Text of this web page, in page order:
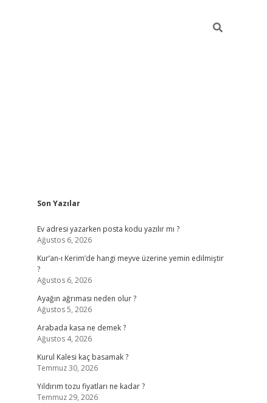
Sidebar
Son Yazılar
Ev adresi yazarken posta kodu yazılır mı ?
Ağustos 6, 2026
Kur’an-ı Kerim’de hangi meyve üzerine yemin edilmiştir
?
Ağustos 6, 2026
Ayağın ağrıması neden olur ?
Ağustos 5, 2026
Arabada kasa ne demek ?
Ağustos 4, 2026
Kurul Kalesi kaç basamak ?
Temmuz 30, 2026
Yıldırım tozu fiyatları ne kadar ?
Temmuz 29, 2026